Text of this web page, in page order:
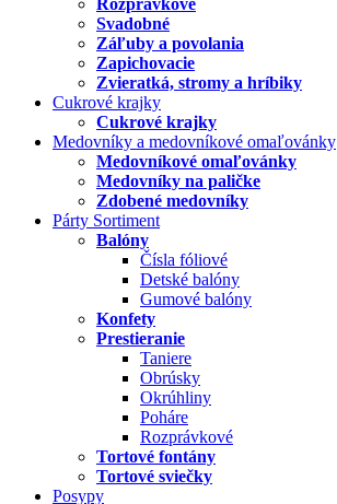
Rozprávkové
Svadobné
Záľuby a povolania
Zapichovacie
Zvieratká, stromy a hríbiky
Cukrové krajky
Cukrové krajky
Medovníky a medovníkové omaľovánky
Medovníkové omaľovánky
Medovníky na paličke
Zdobené medovníky
Párty Sortiment
Balóny
Čísla fóliové
Detské balóny
Gumové balóny
Konfety
Prestieranie
Taniere
Obrúsky
Okrúhliny
Poháre
Rozprávkové
Tortové fontány
Tortové sviečky
Posypy